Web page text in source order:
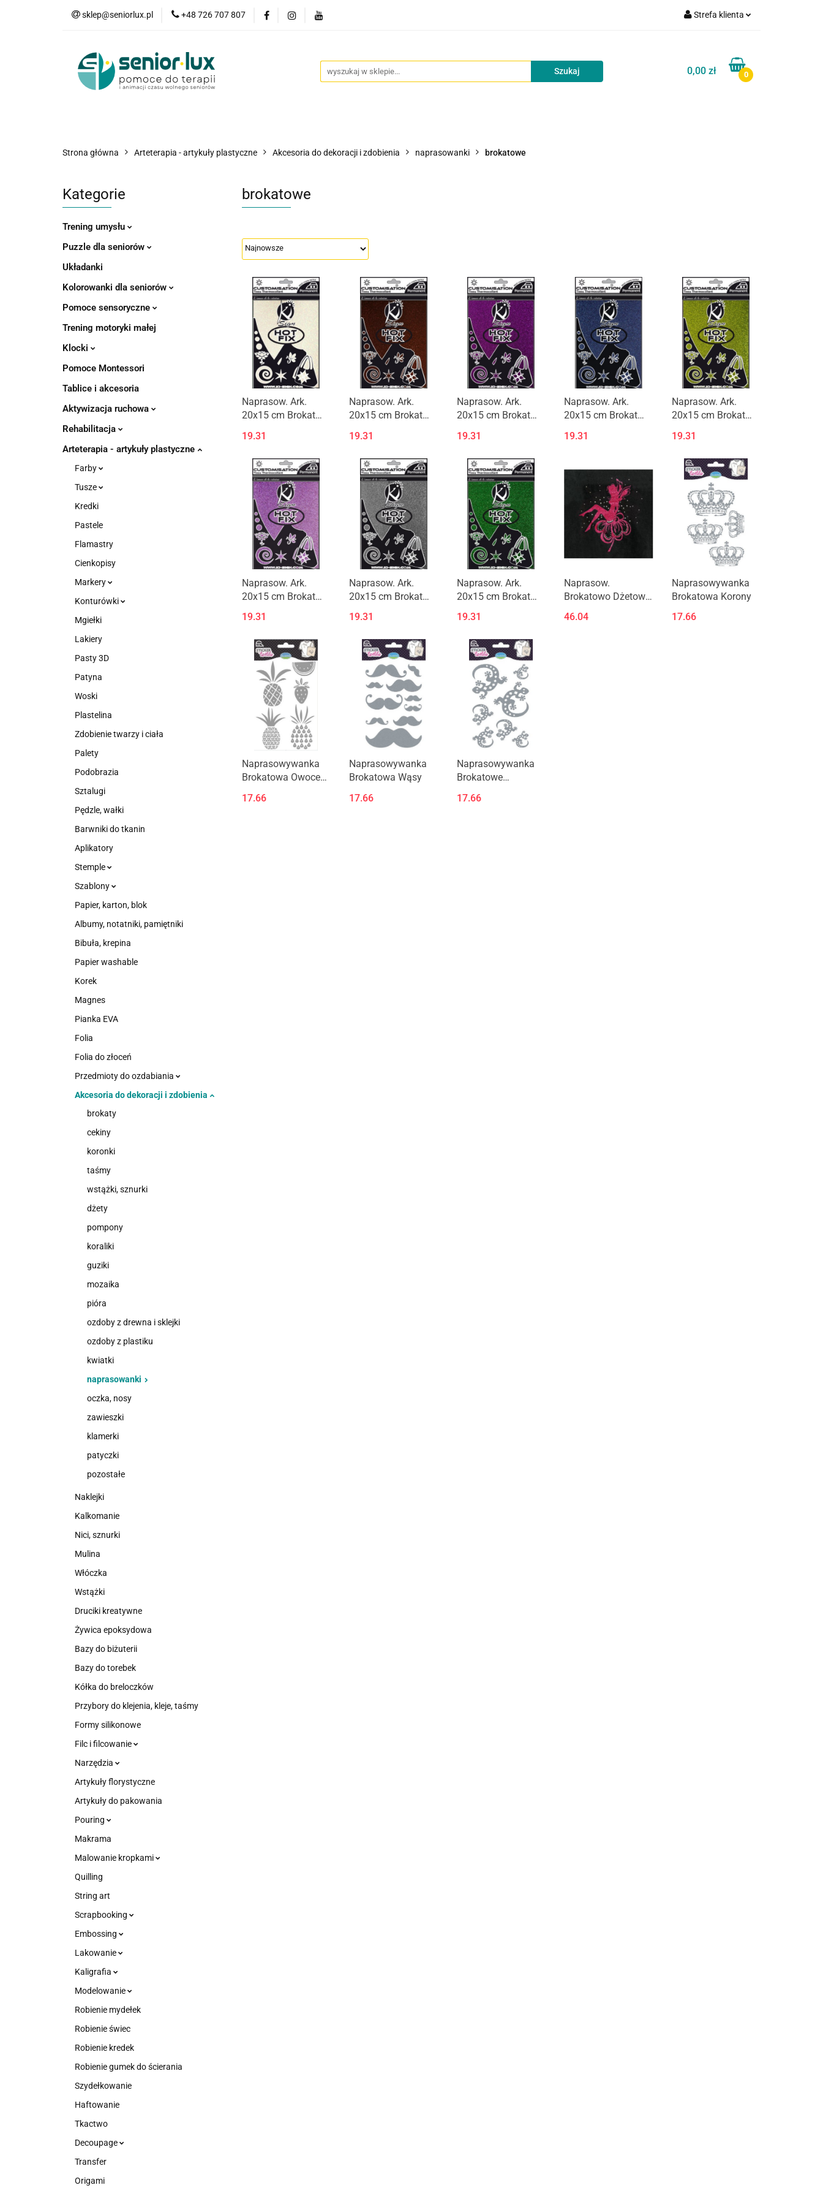
sklep@seniorlux.pl +48 726 707 807 Strefa klienta
Zarejestruj się
Dodaj zgłoszenie
0,00 zł 0
Promocje Nowości
Strona główna Arteterapia - artykuły plastyczne Akcesoria do dekoracji i zdobienia naprasowanki brokatowe
Kategorie
Trening umysłu
Puzzle dla seniorów
Układanki
Kolorowanki dla seniorów
Pomoce sensoryczne
Trening motoryki małej
Klocki
Pomoce Montessori
Tablice i akcesoria
Aktywizacja ruchowa
Rehabilitacja
Arteterapia - artykuły plastyczne
Farby
Tusze
Kredki
Pastele
Flamastry
Cienkopisy
Markery
Konturówki
Mgiełki
Lakiery
Pasty 3D
Patyna
Woski
Plastelina
Zdobienie twarzy i ciała
Palety
Podobrazia
Sztalugi
Pędzle, wałki
Barwniki do tkanin
Aplikatory
Stemple
Szablony
Papier, karton, blok
Albumy, notatniki, pamiętniki
Bibuła, krepina
Papier washable
Korek
Magnes
Pianka EVA
Folia
Folia do złoceń
Przedmioty do ozdabiania
Akcesoria do dekoracji i zdobienia
brokaty
cekiny
koronki
taśmy
wstążki, sznurki
dżety
pompony
koraliki
guziki
mozaika
pióra
ozdoby z drewna i sklejki
ozdoby z plastiku
kwiatki
naprasowanki
oczka, nosy
zawieszki
klamerki
patyczki
pozostałe
Naklejki
Kalkomanie
Nici, sznurki
Mulina
Włóczka
Wstążki
Druciki kreatywne
Żywica epoksydowa
Bazy do biżuterii
Bazy do torebek
Kółka do breloczków
Przybory do klejenia, kleje, taśmy
Formy silikonowe
Filc i filcowanie
Narzędzia
Artykuły florystyczne
Artykuły do pakowania
Pouring
Makrama
Malowanie kropkami
Quilling
String art
Scrapbooking
Embossing
Lakowanie
Kaligrafia
Modelowanie
Robienie mydełek
Robienie świec
Robienie kredek
Robienie gumek do ścierania
Szydełkowanie
Haftowanie
Tkactwo
Decoupage
Transfer
Origami
brokatowe
Naprasow. Ark.
20x15 cm Brokat
19.31
Naprasow. Ark.
20x15 cm Brokat
19.31
Naprasow. Ark.
20x15 cm Brokat
19.31
Naprasow. Ark.
20x15 cm Brokat
19.31
Naprasow. Ark.
20x15 cm Brokat
19.31
Naprasow. Ark.
20x15 cm Brokat
19.31
Naprasow. Ark.
20x15 cm Brokat
19.31
Naprasow. Ark.
20x15 cm Brokat
19.31
Naprasow.
Brokatowo Dżetowa
46.04
Naprasowywanka
Brokatowa Korony
17.66
Naprasowywanka
Brokatowa Owoce
17.66
Naprasowywanka
Brokatowa Wąsy
17.66
Naprasowywanka
Brokatowe
17.66